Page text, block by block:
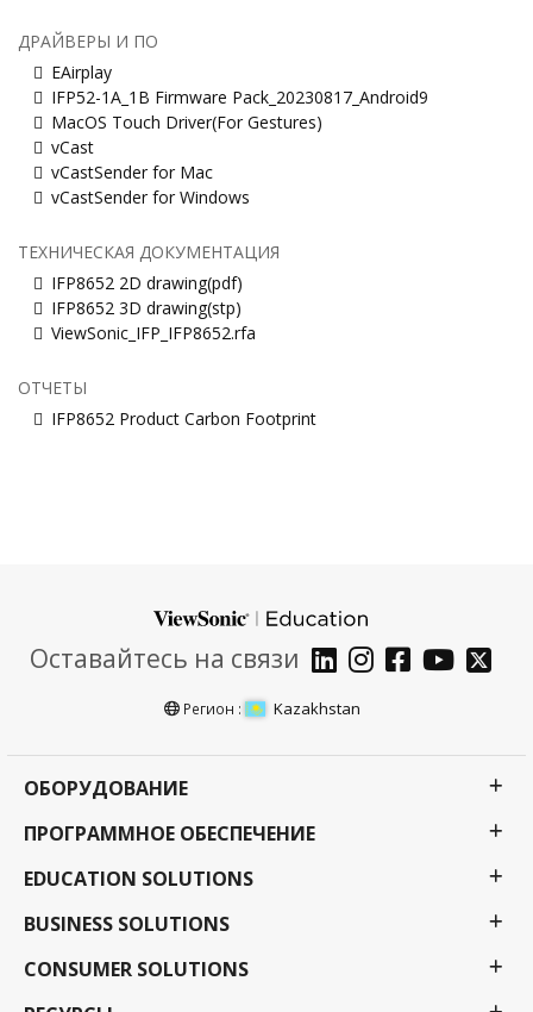
ДРАЙВЕРЫ И ПО
EAirplay
IFP52-1A_1B Firmware Pack_20230817_Android9
MacOS Touch Driver(For Gestures)
vCast
vCastSender for Mac
vCastSender for Windows
ТЕХНИЧЕСКАЯ ДОКУМЕНТАЦИЯ
IFP8652 2D drawing(pdf)
IFP8652 3D drawing(stp)
ViewSonic_IFP_IFP8652.rfa
ОТЧЕТЫ
IFP8652 Product Carbon Footprint
Оставайтесь на связи
Регион : Kazakhstan
ОБОРУДОВАНИЕ
ПРОГРАММНОЕ ОБЕСПЕЧЕНИЕ
EDUCATION SOLUTIONS
BUSINESS SOLUTIONS
CONSUMER SOLUTIONS